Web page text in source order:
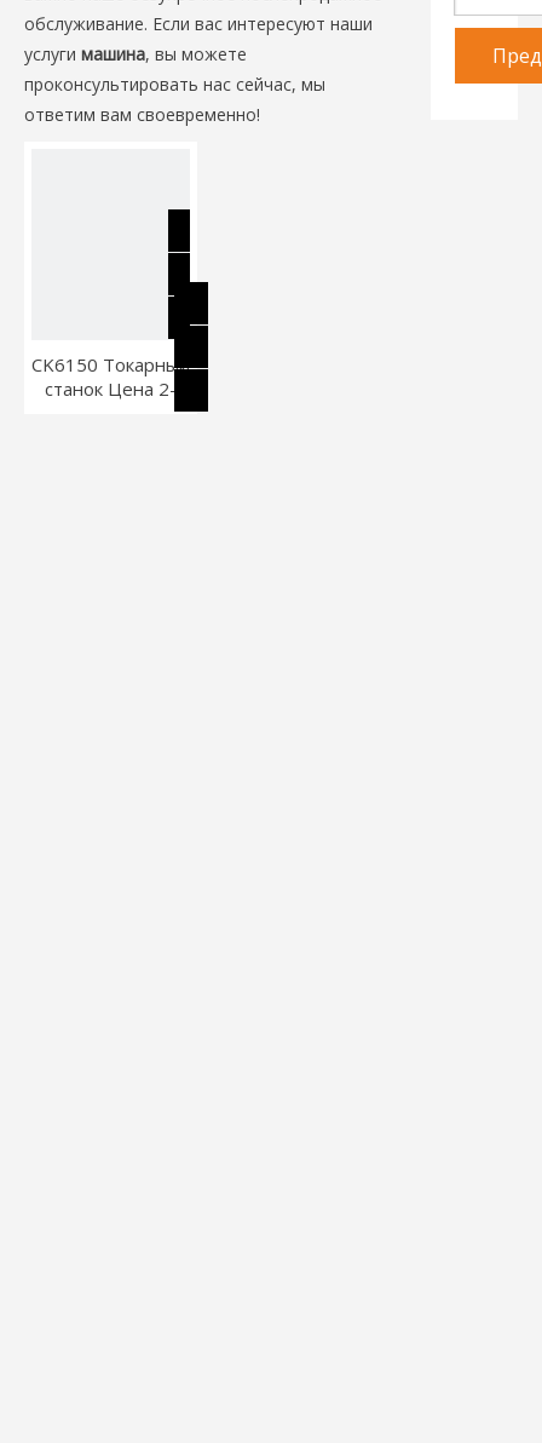
обслуживание. Если вас интересуют наши
услуги машина, вы можете
проконсультировать нас сейчас, мы
ответим вам своевременно!
CK6150 Токарный
станок Цена 2-
осевой токарный